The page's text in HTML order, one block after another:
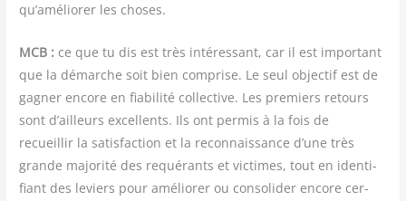
qu’améliorer les choses.
MCB : ce que tu dis est très inté­res­sant, car il est impor­tant
que la démarche soit bien com­prise. Le seul objec­tif est de
gagner encore en fia­bi­li­té col­lec­tive. Les pre­miers retours
sont d’ailleurs excel­lents. Ils ont per­mis à la fois de
recueillir la satis­fac­tion et la recon­nais­sance d’une très
grande majo­ri­té des requé­rants et vic­times, tout en iden­ti­
fiant des leviers pour amé­lio­rer ou conso­li­der encore cer­